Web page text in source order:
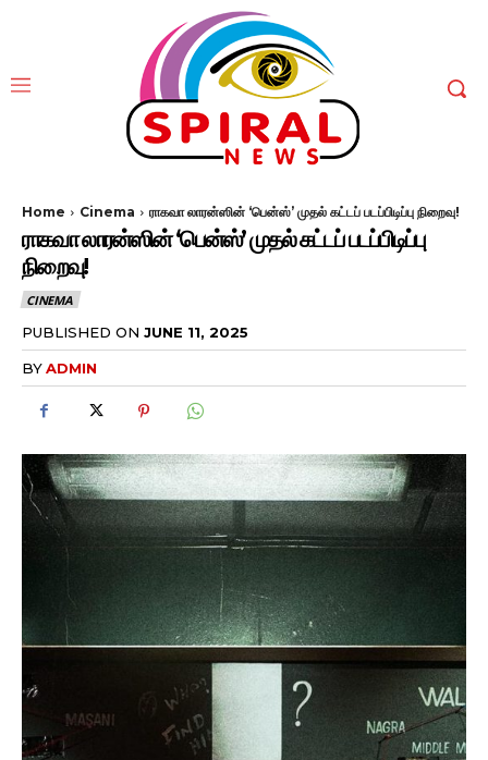
Home Cinema ராகவா லாரன்ஸின் ‘பென்ஸ்’ முதல் கட்டப் படப்பிடிப்பு நிறைவு!
ராகவா லாரன்ஸின் ‘பென்ஸ்’ முதல் கட்டப் படப்பிடிப்பு
நிறைவு!
CINEMA
PUBLISHED ON JUNE 11, 2025
BYADMIN